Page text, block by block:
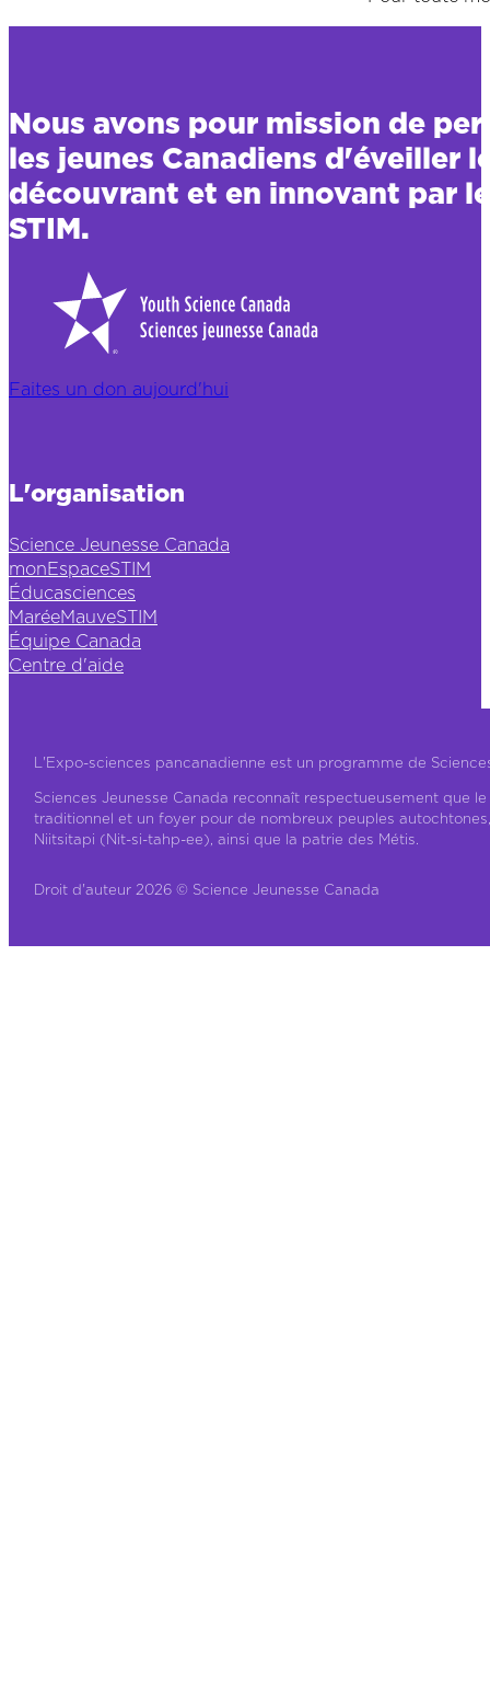
Nous avons pour mission de
les jeunes Canadiens d'éveiller
découvrant et en innovant par
STIM.
Faites un don aujourd'hui
L'organisation
Science Jeunesse Canada
monEspaceSTIM
Éducasciences
MaréeMauveSTIM
Équipe Canada
Centre d'aide
L'Expo-sciences pancanadienne est un programme de
Sciences Jeunesse Canada reconnaît respectueusement que
traditionnel et un foyer pour de nombreux peuples
Niitsitapi (Nit-si-tahp-ee), ainsi que la patrie des Métis.
Droit d'auteur 2026 © Science Jeunesse Canada